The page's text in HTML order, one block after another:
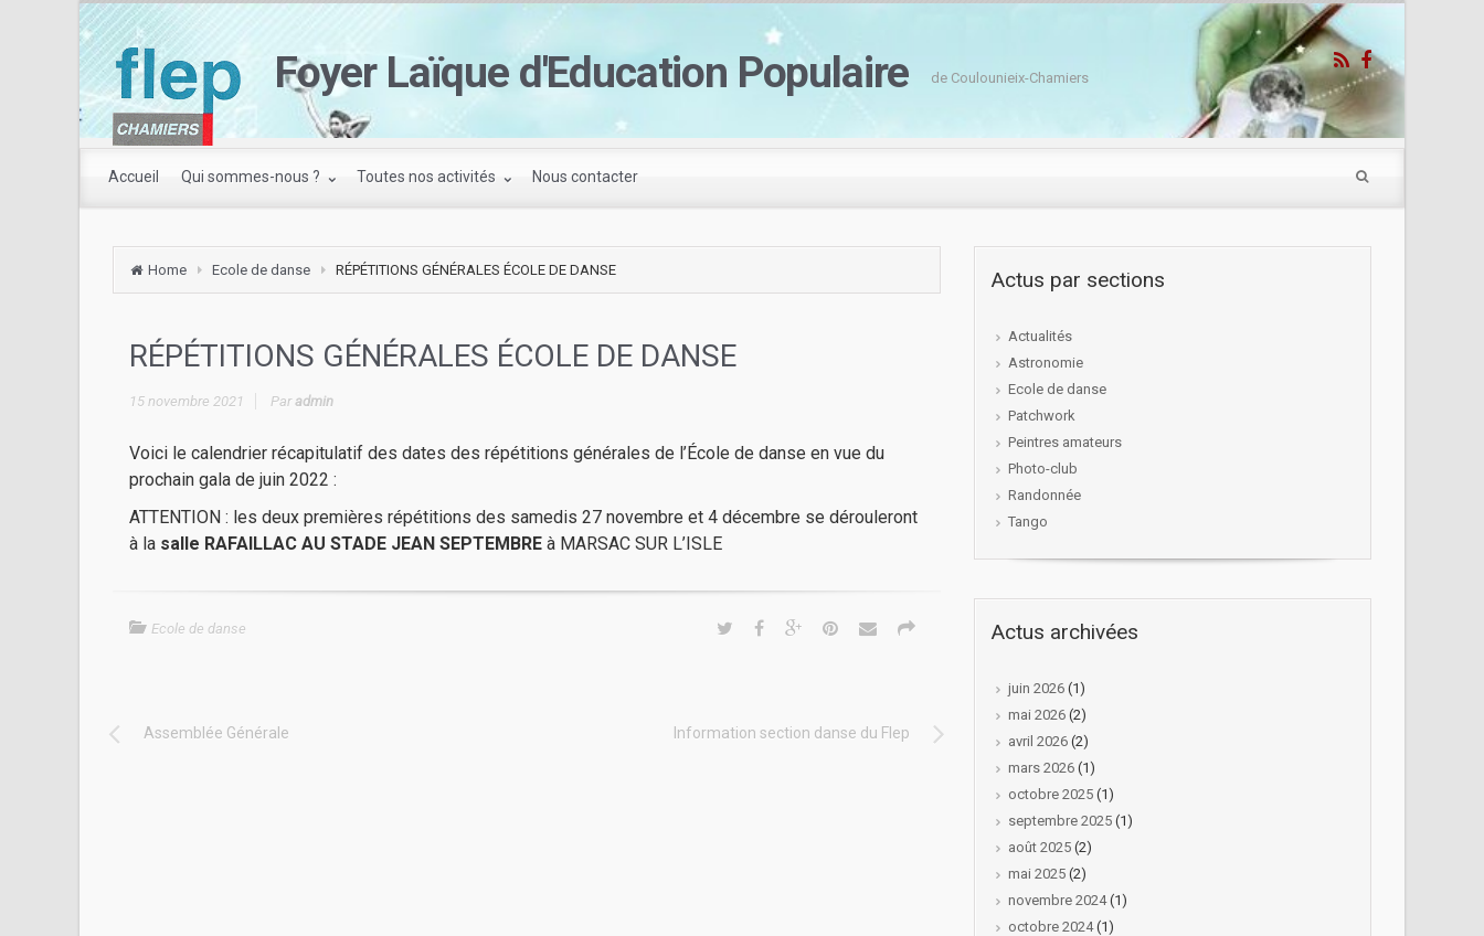
Foyer Laïque d'Education Populaire de Coulounieix-Chamiers
Accueil Qui sommes-nous ? Toutes nos activités Nous contacter
Home Ecole de danse RÉPÉTITIONS GÉNÉRALES ÉCOLE DE DANSE
RÉPÉTITIONS GÉNÉRALES ÉCOLE DE DANSE
15 novembre 2021 Paradmin
Voici le calendrier récapitulatif des dates des répétitions générales de l’École de danse en vue du
prochain gala de juin 2022 :
ATTENTION : les deux premières répétitions des samedis 27 novembre et 4 décembre se dérouleront
à la salle RAFAILLAC AU STADE JEAN SEPTEMBRE à MARSAC SUR L’ISLE
Ecole de danse
Assemblée Générale Information section danse du Flep
Actus par sections
Actualités
Astronomie
Ecole de danse
Patchwork
Peintres amateurs
Photo-club
Randonnée
Tango
Actus archivées
juin 2026 (1)
mai 2026 (2)
avril 2026 (2)
mars 2026 (1)
octobre 2025 (1)
septembre 2025 (1)
août 2025 (2)
mai 2025 (2)
novembre 2024(1)
octobre 2024(1)